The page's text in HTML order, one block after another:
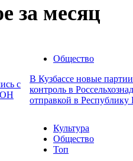
за месяц
с
Общество
В Кузбассе новые
контроль в
отправкой в Республику
Культура
Общество
Топ